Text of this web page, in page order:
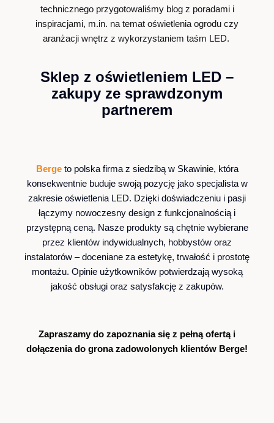
technicznego przygotowaliśmy blog z poradami i
inspiracjami, m.in. na temat oświetlenia ogrodu czy
aranżacji wnętrz z wykorzystaniem taśm LED.
Sklep z oświetleniem LED –
zakupy ze sprawdzonym
partnerem
Berge to polska firma z siedzibą w Skawinie, która
konsekwentnie buduje swoją pozycję jako specjalista w
zakresie oświetlenia LED. Dzięki doświadczeniu i pasji
łączymy nowoczesny design z funkcjonalnością i
przystępną ceną. Nasze produkty są chętnie wybierane
przez klientów indywidualnych, hobbystów oraz
instalatorów – doceniane za estetykę, trwałość i prostotę
montażu. Opinie użytkowników potwierdzają wysoką
jakość obsługi oraz satysfakcję z zakupów.
Zapraszamy do zapoznania się z pełną ofertą i
dołączenia do grona zadowolonych klientów Berge!